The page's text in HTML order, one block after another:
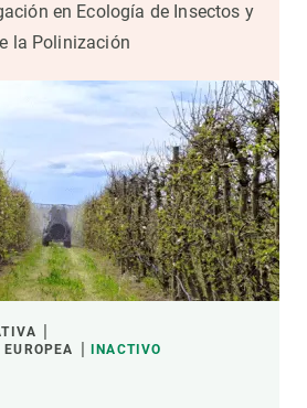
en Ecología de Insectos y
la Polinización
EUROPEA
INACTIVO